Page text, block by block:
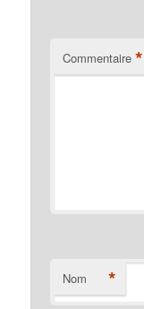
Commentaire *
Nom *